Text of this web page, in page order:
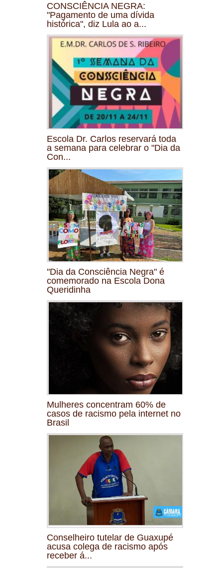
CONSCIÊNCIA NEGRA:
"Pagamento de uma dívida
histórica", diz Lula ao a...
Escola Dr. Carlos reservará toda
a semana para celebrar o "Dia da
Con...
"Dia da Consciência Negra" é
comemorado na Escola Dona
Queridinha
Mulheres concentram 60% de
casos de racismo pela internet no
Brasil
Conselheiro tutelar de Guaxupé
acusa colega de racismo após
receber á...